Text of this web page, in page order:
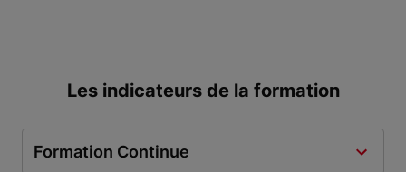
Les indicateurs de la formation
Formation Continue